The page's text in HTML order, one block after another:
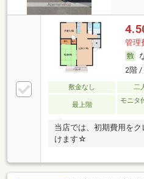
管理
2階 /
敷金なし 二
最上階
モニタ
当店では、初期費用を
けます☆